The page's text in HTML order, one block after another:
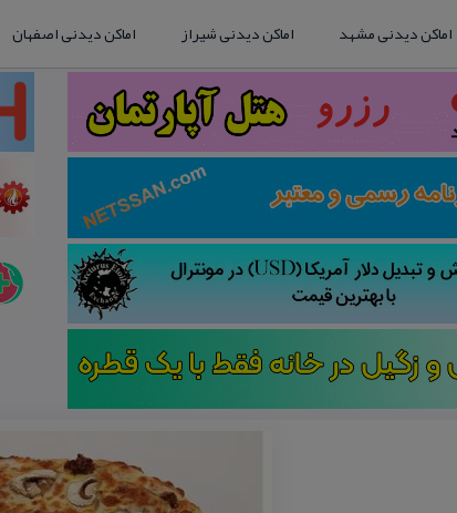
اماکن دیدنی مشهد اماکن دیدنی شیراز اماکن دیدنی اصفهان